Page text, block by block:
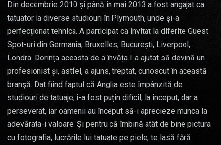
Din decembrie 2010 și până în mai 2013 a fost angajat ca
tatuator la diverse studiouri în Plymouth, unde și-a
perfecționat tehnica. A participat ca invitat la diferite Guest
Spot-uri din Germania, Bruxelles, București, Liverpool,
Londra. Dorința aceasta de a învăța l-a ajutat să devină un
profesionist și, astfel, a ajuns, treptat, cunoscut în această
branșă. Dat fiind faptul că Anglia este împânzită de
studiouri de tatuaje, i-a fost puțin dificil, la început, dar a
perseverat, iar oamenii au început să-i aprecieze munca la
adevărata-i valoare. Și pentru că îmbină atât de bine pictura
cu fotografia, lucrările lui tatuate pe piele, te lasă fără